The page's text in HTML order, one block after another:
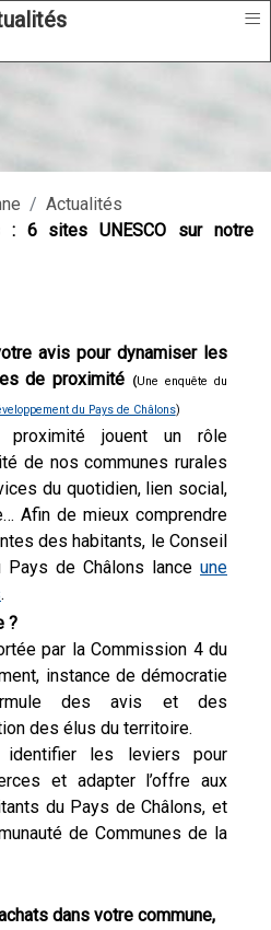
≡
Actualités
: 6 sites UNESCO sur notre
avis pour dynamiser les
de proximité
(Une enquête du
du Pays de Châlons)
proximité jouent un rôle
de nos communes rurales
du quotidien, lien social,
Afin de mieux comprendre
des habitants, le Conseil
de Châlons lance une
.
?
par la Commission 4 du
instance de démocratie
des avis et des
des élus du territoire.
les leviers pour
et adapter l’offre aux
du Pays de Châlons, et
de Communes de la
dans votre commune,